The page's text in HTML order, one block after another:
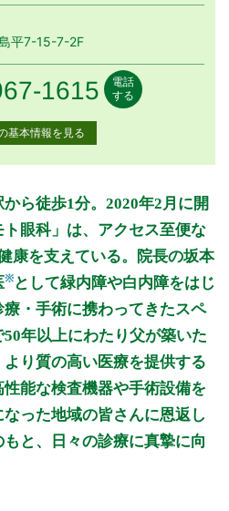
平7-15-7-2F
号1615
電話
する
基本情報を見る
曜日
火 火曜日
水 水曜日木曜日 金曜日土曜日
日 日曜日
祝祝日
● ● ● ●
●
● ● ● ●
のみとなります。(要予約)
容等について、事前に必ず医療
お電話にてご確認ください。
を見る
はこちら
ら徒歩1分。2020年2月に開
眼科」は、アクセス至便な
康を支えている。院長の坂本
※ として緑内障や白内障をはじ
・手術に携わってきたスペ
年以上にわたり父が築いた
り質の高い医療を提供する
能な検査機器や手術設備を
った地域の皆さんに恩返し
と、日々の診療に真摯に向